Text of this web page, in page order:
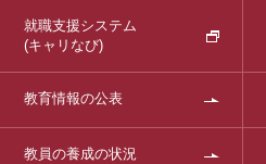
就職支援システム
(キャリなび)
教育情報の公表
教員の養成の状況